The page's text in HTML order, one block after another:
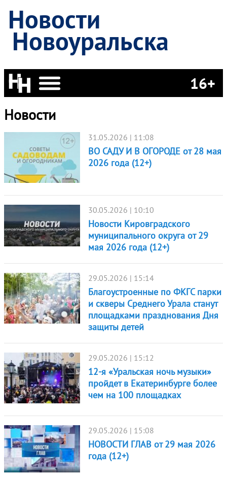
Новости
Новоуральска
16+
Новости
31.05.2026 | 11:08
ВО САДУ И В ОГОРОДЕ от 28 мая
2026 года (12+)
30.05.2026 | 10:10
Новости Кировградского
муниципального округа от 29
мая 2026 года (12+)
29.05.2026 | 15:14
Благоустроенные по ФКГС парки
и скверы Среднего Урала станут
площадками празднования Дня
защиты детей
29.05.2026 | 15:12
12-я «Уральская ночь музыки»
пройдет в Екатеринбурге более
чем на 100 площадках
29.05.2026 | 15:08
НОВОСТИ ГЛАВ от 29 мая 2026
года (12+)